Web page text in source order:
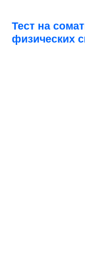
Тест на
физических